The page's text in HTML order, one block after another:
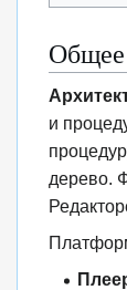
Общее
и
дерево.